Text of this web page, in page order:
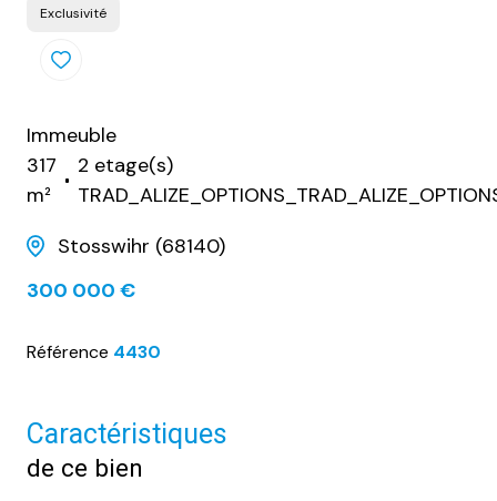
Exclusivité
Immeuble
317
m²
2 etage(s)
Stosswihr (68140)
300 000 €
Référence 4430
Caractéristiques
de ce bien